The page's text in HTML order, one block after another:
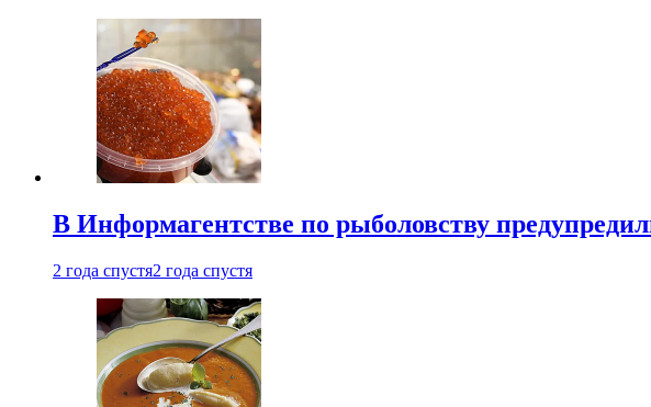
В Информагентстве по рыболовству
2 года спустя2 года спустя